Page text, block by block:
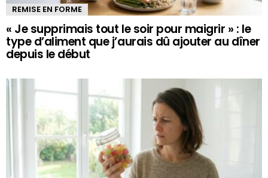
REMISE EN FORME
« Je supprimais tout le soir pour maigrir » : le
type d’aliment que j’aurais dû ajouter au dîner
depuis le début